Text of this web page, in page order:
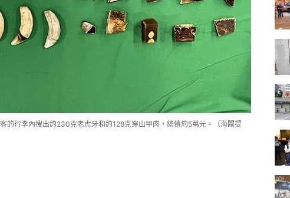
的行李內搜出約230克老虎牙和約128克穿山甲肉，總值約5萬元。（海關提